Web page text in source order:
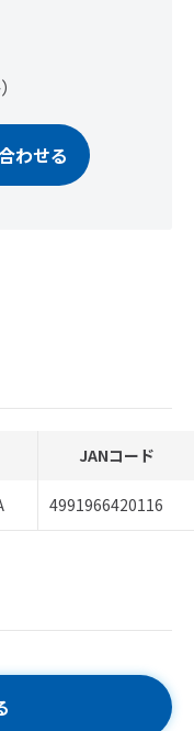
わせる
JANコード
4991966420116